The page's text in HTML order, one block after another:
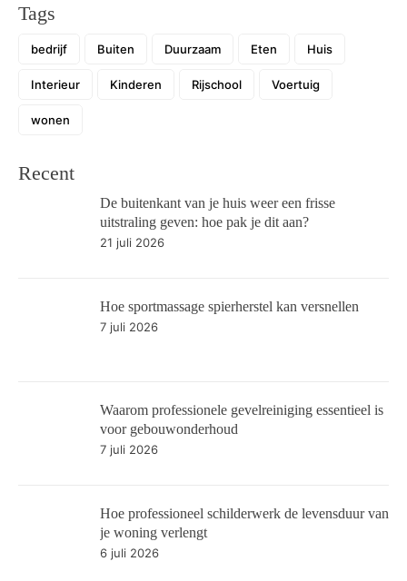
Tags
bedrijf Buiten Duurzaam Eten Huis
Interieur Kinderen Rijschool Voertuig
wonen
Recent
De buitenkant van je huis weer een frisse
uitstraling geven: hoe pak je dit aan?
21 juli 2026
Hoe sportmassage spierherstel kan versnellen
7 juli 2026
Waarom professionele gevelreiniging essentieel is
voor gebouwonderhoud
7 juli 2026
Hoe professioneel schilderwerk de levensduur van
je woning verlengt
6 juli 2026